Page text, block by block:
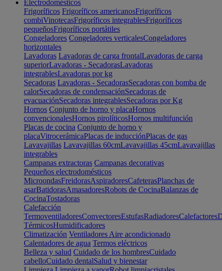
Electrodomésticos
Frigoríficos Frigoríficos americanosFrigoríficos
combiVinotecasFrigoríficos integrablesFrigoríficos
pequeñosFrigoríficos portátiles
Congeladores Congeladores verticalesCongeladores
horizontales
Lavadoras Lavadoras de carga frontalLavadoras de carga
superiorLavadoras - SecadorasLavadoras
integrablesLavadoras por kg
Secadoras Lavadoras - SecadorasSecadoras con bomba de
calorSecadoras de condensaciónSecadoras de
evacuaciónSecadoras integrablesSecadoras por Kg
Hornos Conjunto de horno y placaHornos
convencionalesHornos pirolíticosHornos multifunción
Placas de cocina Conjunto de horno y
placaVitrocerámicaPlacas de inducciónPlacas de gas
Lavavajillas Lavavajillas 60cmLavavajillas 45cmLavavajillas
integrables
Campanas extractoras Campanas decorativas
Pequeños electrodomésticos
MicroondasFreidorasAspiradoresCafeterasPlanchas de
asarBatidorasAmasadoresRobots de CocinaBalanzas de
CocinaTostadoras
Calefacción
TermoventiladoresConvectoresEstufasRadiadoresCalefactores
TérmicosHumidificadores
Climatización Ventiladores Aire acondicionado
Calentadores de agua Termos eléctricos
Belleza y salud Cuidado de los hombresCuidado
cabelloCuidado dentalSalud y bienestar